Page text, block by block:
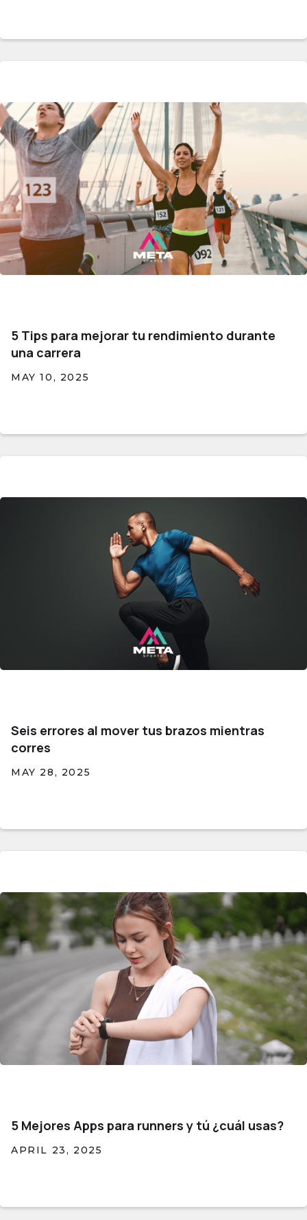
5 Tips para mejorar tu rendimiento durante
una carrera
MAY 10, 2025
Seis errores al mover tus brazos mientras
corres
MAY 28, 2025
5 Mejores Apps para runners y tú ¿cuál usas?
APRIL 23, 2025